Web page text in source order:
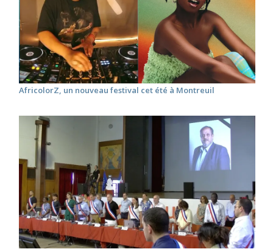
AfricolorZ, un nouveau festival cet été à Montreuil